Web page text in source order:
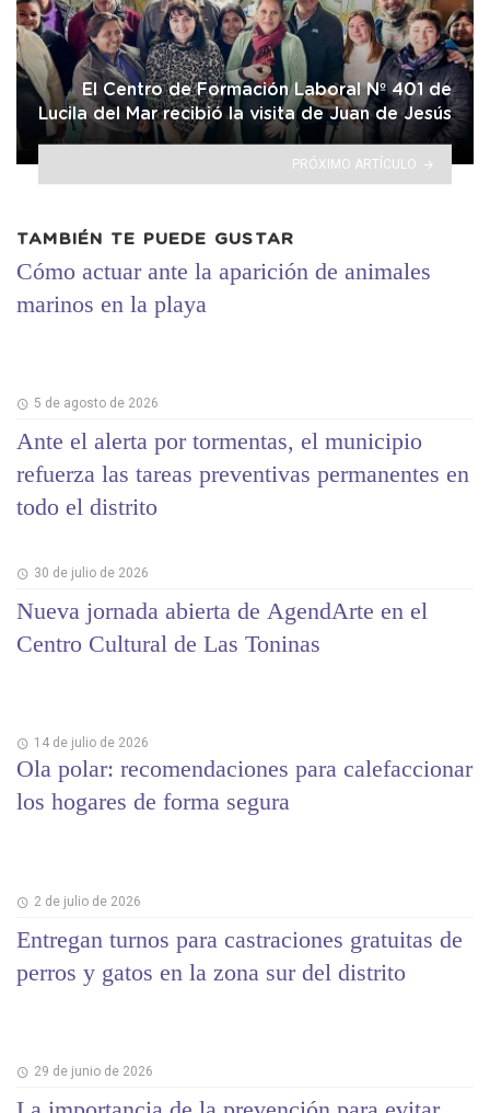
El Centro de Formación Laboral Nº 401 de
Lucila del Mar recibió la visita de Juan de Jesús
PRÓXIMO ARTÍCULO
TAMBIÉN TE PUEDE GUSTAR
Cómo actuar ante la aparición de animales
marinos en la playa
5 de agosto de 2026
Ante el alerta por tormentas, el municipio
refuerza las tareas preventivas permanentes en
todo el distrito
30 de julio de 2026
Nueva jornada abierta de AgendArte en el
Centro Cultural de Las Toninas
14 de julio de 2026
Ola polar: recomendaciones para calefaccionar
los hogares de forma segura
2 de julio de 2026
Entregan turnos para castraciones gratuitas de
perros y gatos en la zona sur del distrito
29 de junio de 2026